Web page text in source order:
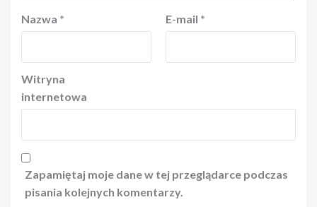
Nazwa * E-mail *
Witryna
internetowa
Zapamiętaj moje dane w tej przeglądarce podczas
pisania kolejnych komentarzy.